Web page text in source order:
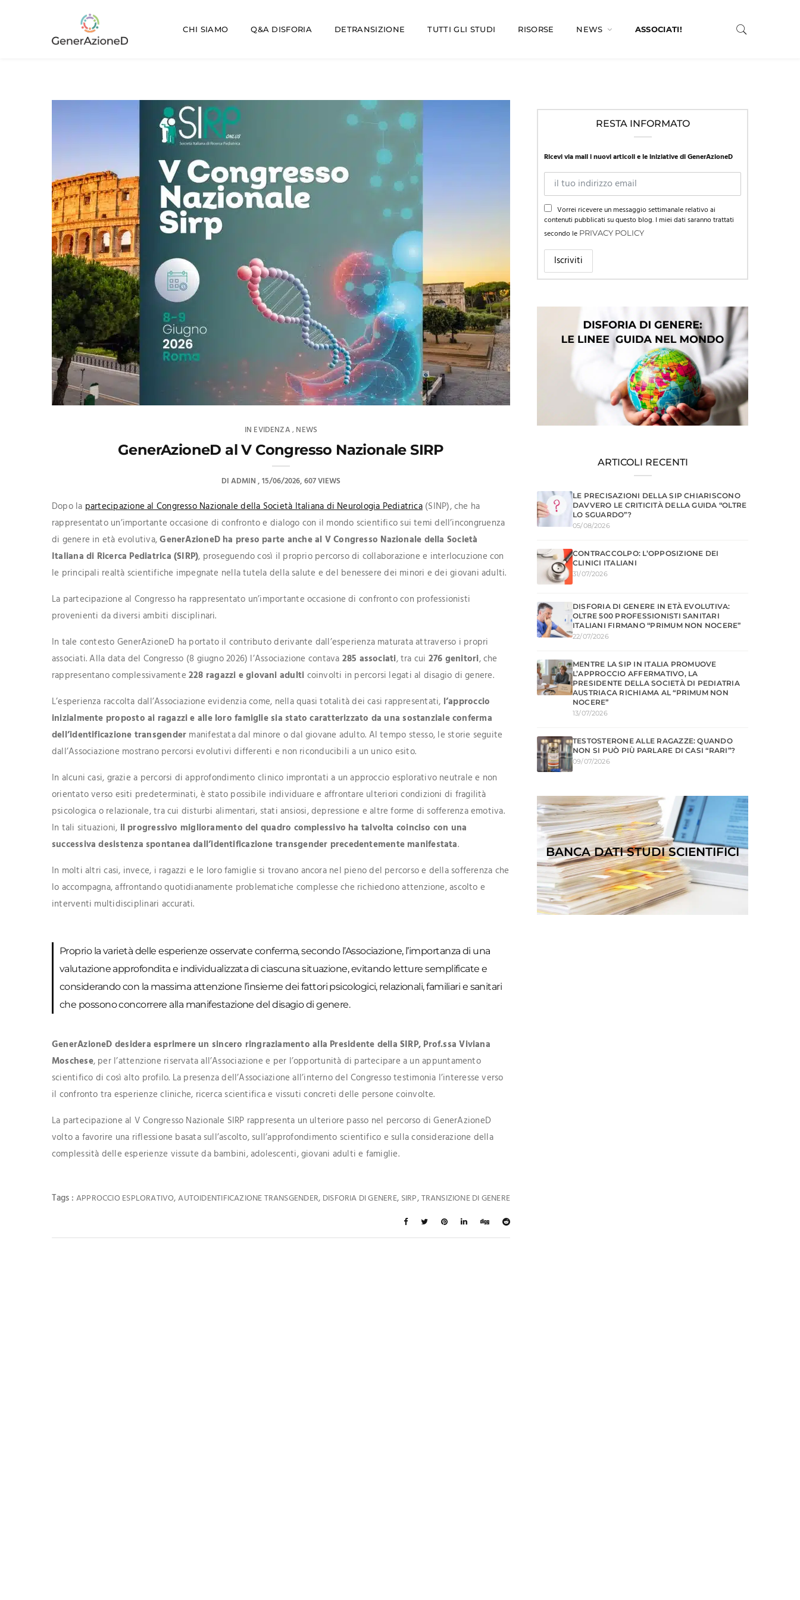
CHI SIAMO Q&A DISFORIA DETRANSIZIONE TUTTI GLI STUDI RISORSE NEWS ASSOCIATI!
IN EVIDENZA , NEWS
GenerAzioneD al V Congresso Nazionale SIRP
DIADMIN 15/06/2026 607 VIEWS
Dopo la partecipazione al Congresso Nazionale della Società Italiana di Neurologia Pediatrica(SINP), che ha
rappresentato un’importante occasione di confronto e dialogo con il mondo scientifico sui temi dell’incongruenza
di genere in età evolutiva,GenerAzioneD ha preso parte anche al V Congresso Nazionale della Società
Italiana di Ricerca Pediatrica (SIRP), proseguendo così il proprio percorso di collaborazione e interlocuzione con
le principali realtà scientifiche impegnate nella tutela della salute e del benessere dei minori e dei giovani adulti.
La partecipazione al Congresso ha rappresentato un’importante occasione di confronto con professionisti
provenienti da diversi ambiti disciplinari.
In tale contesto GenerAzioneD ha portato il contributo derivante dall’esperienza maturata attraverso i propri
associati. Alla data del Congresso (8 giugno 2026) l’Associazione contava 285 associati, tra cui 276 genitori, che
rappresentano complessivamente 228 ragazzi e giovani adulti coinvolti in percorsi legati al disagio di genere.
L’esperienza raccolta dall’Associazione evidenzia come, nella quasi totalità dei casi rappresentati, l’approccio
inizialmente proposto ai ragazzi e alle loro famiglie sia stato caratterizzato da una sostanziale conferma
dell’identificazione transgender manifestata dal minore o dal giovane adulto. Al tempo stesso, le storie seguite
dall’Associazione mostrano percorsi evolutivi differenti e non riconducibili a un unico esito.
In alcuni casi, grazie a percorsi di approfondimento clinico improntati a un approccio esplorativo neutrale e non
orientato verso esiti predeterminati, è stato possibile individuare e affrontare ulteriori condizioni di fragilità
psicologica o relazionale, tra cui disturbi alimentari, stati ansiosi, depressione e altre forme di sofferenza emotiva.
In tali situazioni, il progressivo miglioramento del quadro complessivo ha talvolta coinciso con una
successiva desistenza spontanea dall’identificazione transgender precedentemente manifestata.
In molti altri casi, invece, i ragazzi e le loro famiglie si trovano ancora nel pieno del percorso e della sofferenza che
lo accompagna, affrontando quotidianamente problematiche complesse che richiedono attenzione, ascolto e
interventi multidisciplinari accurati.
Proprio la varietà delle esperienze osservate conferma, secondo l’Associazione, l’importanza di una
valutazione approfondita e individualizzata di ciascuna situazione, evitando letture semplificate e
considerando con la massima attenzione l’insieme dei fattori psicologici, relazionali, familiari e sanitari
che possono concorrere alla manifestazione del disagio di genere.
GenerAzioneD desidera esprimere un sincero ringraziamento alla Presidente della SIRP, Prof.ssa Viviana
Moschese, per l’attenzione riservata all’Associazione e per l’opportunità di partecipare a un appuntamento
scientifico di così alto profilo. La presenza dell’Associazione all’interno del Congresso testimonia l’interesse verso
il confronto tra esperienze cliniche, ricerca scientifica e vissuti concreti delle persone coinvolte.
La partecipazione al V Congresso Nazionale SIRP rappresenta un ulteriore passo nel percorso di GenerAzioneD
volto a favorire una riflessione basata sull’ascolto, sull’approfondimento scientifico e sulla considerazione della
complessità delle esperienze vissute da bambini, adolescenti, giovani adulti e famiglie.
Tags : APPROCCIO ESPLORATIVO,AUTOIDENTIFICAZIONE TRANSGENDER, DISFORIA DI GENERE, SIRP,TRANSIZIONE DI GENERE
RESTA INFORMATO
Ricevi via mail i nuovi articoli e le iniziative di GenerAzioneD
Vorrei ricevere un messaggio settimanale relativo ai
contenuti pubblicati su questo blog. I miei dati saranno trattati
secondo le PRIVACY POLICY
ARTICOLI RECENTI
LE PRECISAZIONI DELLA SIP CHIARISCONO
DAVVERO LE CRITICITÀ DELLA GUIDA “OLTRE
LO SGUARDO”?
05/08/2026
CONTRACCOLPO: L’OPPOSIZIONE DEI
CLINICI ITALIANI
31/07/2026
DISFORIA DI GENERE IN ETÀ EVOLUTIVA:
OLTRE 500 PROFESSIONISTI SANITARI
ITALIANI FIRMANO “PRIMUM NON NOCERE”
22/07/2026
MENTRE LA SIP IN ITALIA PROMUOVE
L’APPROCCIO AFFERMATIVO, LA
PRESIDENTE DELLA SOCIETÀ DI PEDIATRIA
AUSTRIACA RICHIAMA AL “PRIMUM NON
NOCERE”
13/07/2026
TESTOSTERONE ALLE RAGAZZE: QUANDO
NON SI PUÒ PIÙ PARLARE DI CASI “RARI”?
09/07/2026
BANCA DATI STUDI SCIENTIFICI